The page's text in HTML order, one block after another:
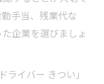
手当、残業代な
企業を選びましょ
ライバー きつい」